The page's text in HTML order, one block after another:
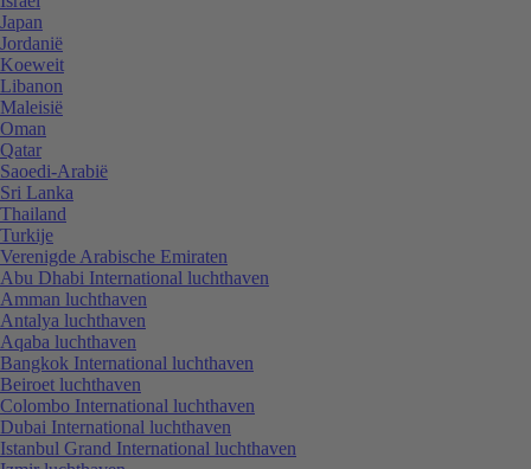
Japan
Jordanië
Koeweit
Libanon
Maleisië
Oman
Qatar
Saoedi-Arabië
Sri Lanka
Thailand
Turkije
Verenigde Arabische Emiraten
Abu Dhabi International luchthaven
Amman luchthaven
Antalya luchthaven
Aqaba luchthaven
Bangkok International luchthaven
Beiroet luchthaven
Colombo International luchthaven
Dubai International luchthaven
Istanbul Grand International luchthaven